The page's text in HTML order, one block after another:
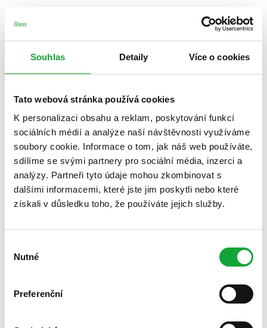
Souhlas Detaily Více o cookies
Tato webová stránka používá cookies
K personalizaci obsahu a reklam, poskytování funkcí
sociálních médií a analýze naší návštěvnosti využíváme
soubory cookie. Informace o tom, jak náš web používáte,
sdílíme se svými partnery pro sociální média, inzerci a
analýzy. Partneři tyto údaje mohou zkombinovat s
dalšími informacemi, které jste jim poskytli nebo které
získali v důsledku toho, že používáte jejich služby.
souhlasu
Nutné
Preferenční